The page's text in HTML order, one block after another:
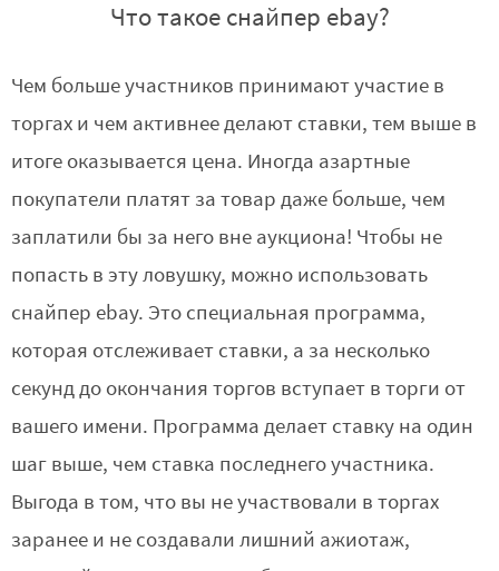
Что такое снайпер ebay?
Чем больше участников принимают участие в
торгах и чем активнее делают ставки, тем выше в
итоге оказывается цена. Иногда азартные
покупатели платят за товар даже больше, чем
заплатили бы за него вне аукциона! Чтобы не
попасть в эту ловушку, можно использовать
снайпер ebay. Это специальная программа,
которая отслеживает ставки, а за несколько
секунд до окончания торгов вступает в торги от
вашего имени. Программа делает ставку на один
шаг выше, чем ставка последнего участника.
Выгода в том, что вы не участвовали в торгах
заранее и не создавали лишний ажиотаж,